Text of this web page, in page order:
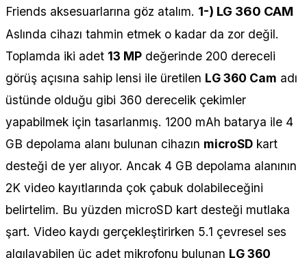
Friends aksesuarlarına göz atalım. 1-) LG 360 CAM
Aslında cihazı tahmin etmek o kadar da zor değil.
Toplamda iki adet 13 MP değerinde 200 dereceli
görüş açısına sahip lensi ile üretilen LG 360 Cam adı
üstünde olduğu gibi 360 derecelik çekimler
yapabilmek için tasarlanmış. 1200 mAh batarya ile 4
GB depolama alanı bulunan cihazın microSD kart
desteği de yer alıyor. Ancak 4 GB depolama alanının
2K video kayıtlarında çok çabuk dolabileceğini
belirtelim. Bu yüzden microSD kart desteği mutlaka
şart. Video kaydı gerçekleştirirken 5.1 çevresel ses
algılayabilen üç adet mikrofonu bulunan LG 360